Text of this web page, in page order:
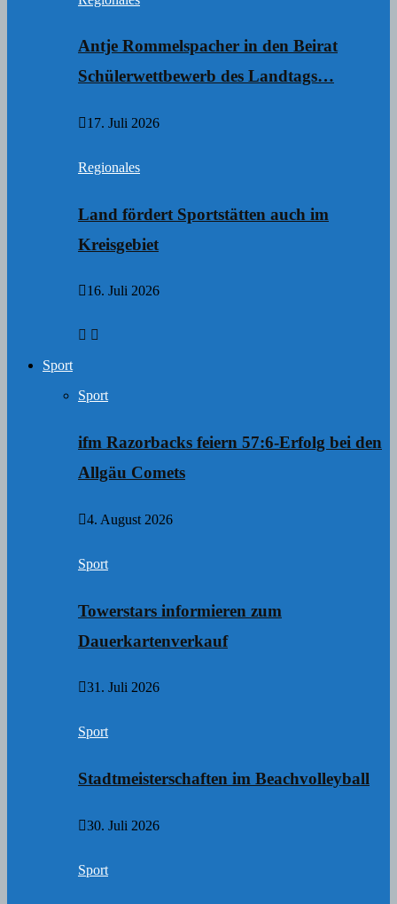
Antje Rommelspacher in den Beirat
Schülerwettbewerb des Landtags…
17. Juli 2026
Regionales
Land fördert Sportstätten auch im
Kreisgebiet
16. Juli 2026
Sport
Sport
ifm Razorbacks feiern 57:6-Erfolg bei den
Allgäu Comets
4. August 2026
Sport
Towerstars informieren zum
Dauerkartenverkauf
31. Juli 2026
Sport
Stadtmeisterschaften im Beachvolleyball
30. Juli 2026
Sport